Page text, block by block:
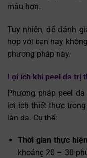
màu hơn.
Tuy nhiên, để đánh
hợp với bạn hay
phương pháp này.
Lợi ích khi peel da trị
Phương pháp peel
lợi ích thiết thực
làn da. Cụ thể:
Thời gian thực
khoảng 20 – 30